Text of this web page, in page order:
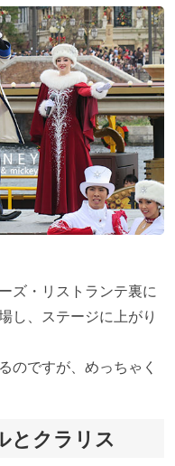
ズ・リストランテ裏に
し、ステージに上がり
のですが、めっちゃく
とクラリス